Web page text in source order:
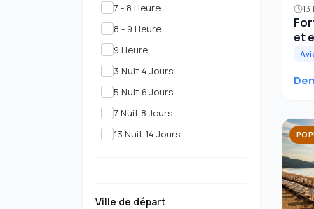
7 - 8 Heure
8 - 9 Heure
9 Heure
3 Nuit 4 Jours
5 Nuit 6 Jours
7 Nuit 8 Jours
13 Nuit 14 Jours
Ville de départ
et